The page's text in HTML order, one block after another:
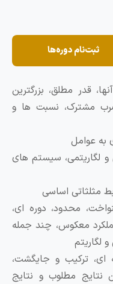
ثبت‌نام دوره‌ها
مطلق، بزرگترین
نسبت ها و
سیستم های
اساسی
محدود، دوره ای،
معکوس، چند جمله
ترکیب و جایگشت،
مطلوب و نتایج